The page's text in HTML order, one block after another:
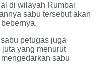
di wilayah Rumbai
sabu tersebut akan
petugas juga
yang menurut
sabu